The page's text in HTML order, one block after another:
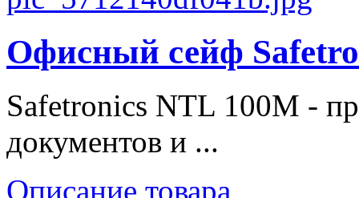
Офисный сейф
Safetronics NTL 100M -
документов и ...
Описание товара